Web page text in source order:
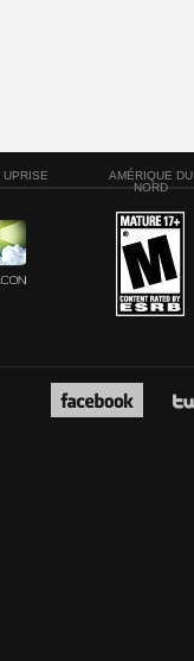
UPRISE
AMÉRIQUE DU
NORD